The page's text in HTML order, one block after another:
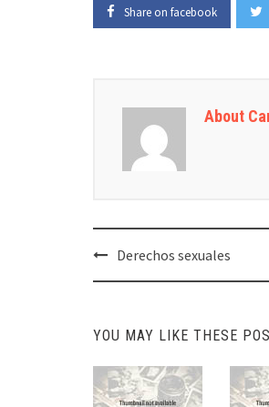
Share on facebook
About
Post
navigation
Derechos sexuales
YOU MAY LIKE THESE